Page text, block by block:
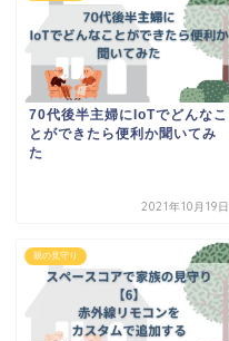
70代後半主婦にIoTでどんなこ
とができたら便利か聞いてみ
た
2021年10月19日
親の見守り